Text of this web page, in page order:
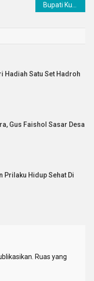
Hadiah Satu Set Hadroh
Gus Faishol Sasar Desa
Prilaku Hidup Sehat Di
Ruas yang